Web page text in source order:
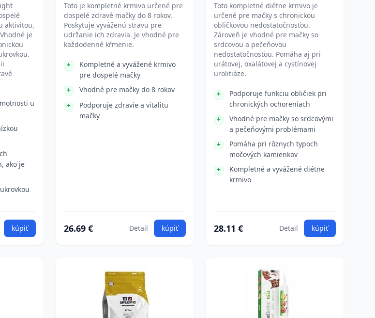
aktivitou,
je
u
ako je
kúpiť
Toto je kompletné krmivo určené pre
dospelé zdravé mačky do 8 rokov.
Poskytuje vyváženú stravu pre
udržanie ich zdravia. Je vhodné pre
každodenné kŕmenie.
Kompletné a vyvážené krmivo
pre dospelé mačky
Vhodné pre mačky do 8 rokov
Podporuje zdravie a vitalitu
mačky
26.69 € Detail kúpiť
Toto kompletné diétne krmivo je
určené pre mačky s chronickou
obličkovou nedostatočnosťou.
Zároveň je vhodné pre mačky so
srdcovou a pečeňovou
nedostatočnosťou. Pomáha aj pri
urátovej, oxalátovej a cystínovej
urolitiáze.
Podporuje funkciu obličiek pri
chronických ochoreniach
Vhodné pre mačky so srdcovými
a pečeňovými problémami
Pomáha pri rôznych typoch
močových kamienkov
Kompletné a vyvážené diétne
krmivo
28.11 € Detail kúpiť